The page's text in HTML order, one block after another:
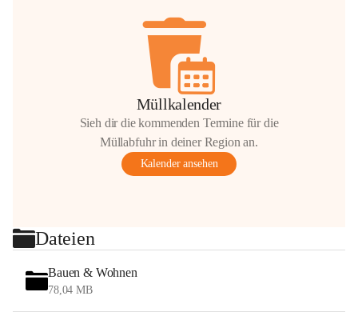
Müllkalender
Sieh dir die kommenden Termine für die
Müllabfuhr in deiner Region an.
Kalender ansehen
Dateien
Bauen & Wohnen
78,04 MB